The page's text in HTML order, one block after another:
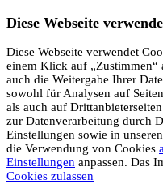
Diese Webseite
Diese Webseite verwendet
einem Klick auf „Zustimmen“
auch die Weitergabe Ihrer
sowohl für Analysen auf
als auch auf
zur Datenverarbeitung durch
Einstellungen sowie in unseren
die Verwendung von Cookies
Einstellungen anpassen. Das
Cookies zulassen